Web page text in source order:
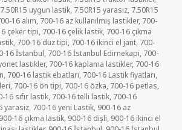
7.50R15 uygun lastik, 7.50R15 yarasız, 7.50R15
16 alım, 700-16 az kullanılmış lastikler, 700-
çeker tipi, 700-16 çelik lastik, 700-16 çıkma
, 700-16 düz tipi, 700-16 ikinci el jant, 700-
16 İstanbul, 700-16 İstanbul Edirnekapi, 700-
lastikler, 700-16 kaplama lastikler, 700-16
, 700-16 lastik ebatları, 700-16 Lastik fiyatları,
, 700-16 ön tipi, 700-16 özka, 700-16 petlas,
16 sıfır lastik, 700-16 telli lastik, 700-16
yarasiz, 700-16 yeni Lastik, 900-16 az
900-16 çıkma lastik, 900-16 dişli, 900-16 ikinci el